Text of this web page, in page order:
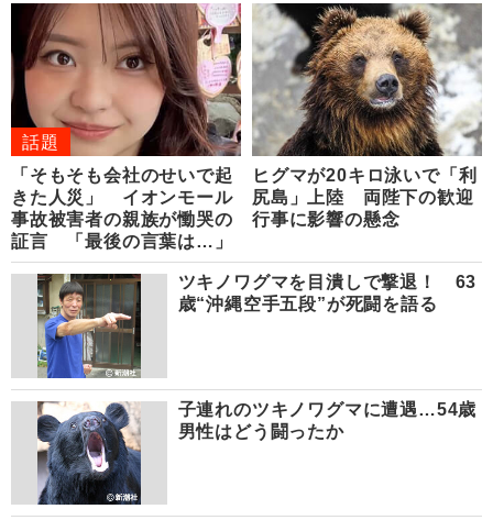
話題
「そもそも会社のせいで起
きた人災」 イオンモール
事故被害者の親族が慟哭の
証言 「最後の言葉は…」
ヒグマが20キロ泳いで「利
尻島」上陸 両陛下の歓迎
行事に影響の懸念
ツキノワグマを目潰しで撃退！ 63
歳“沖縄空手五段”が死闘を語る
子連れのツキノワグマに遭遇…54歳
男性はどう闘ったか